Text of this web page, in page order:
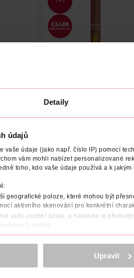
Detaily
údajů
vaše údaje (jako např. číslo IP) pomocí
vám mohli nabízet personalizované
toho, kdo vaše údaje používá a k jakým
geografické poloze, které mohou být
aktivního skenování pro konkrétní
vaše osobní údaje, a nastavte si
cookie.
a reklam, funkcí sociálních médií,
osobních údajů.
<
Upravit
299 Kč
Matný balzám na rty Fat
DO KOŠÍKU
zázrak v jedné tubě, který vaše rty
a jojobovým olejem viditelně